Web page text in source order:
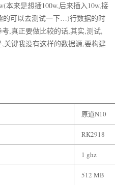
本来是想插100w,后来插入10w,接
的可以去测试一下…)行数据的时
,真正要做比较的话,其实,测试,
关键我没有这样的数据源,要构建
原道N10
RK2918
1 ghz
512 MB